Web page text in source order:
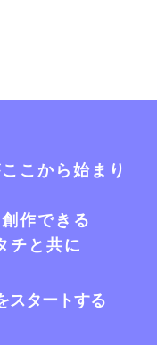
こから始まり
作できる
チと共に
スタートする